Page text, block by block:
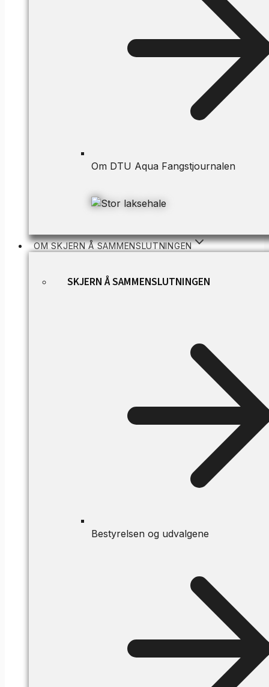
Om DTU Aqua Fangstjournalen
OM SKJERN Å SAMMENSLUTNINGEN
SKJERN Å SAMMENSLUTNINGEN
Bestyrelsen og udvalgene